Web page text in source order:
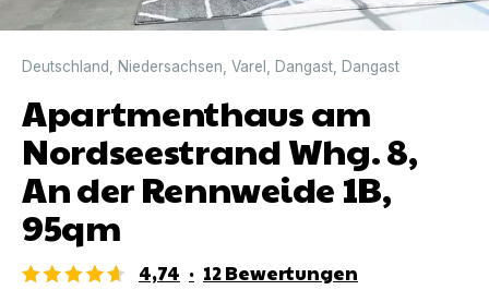
Deutschland Niedersachsen Varel Dangast Dangast
Apartmenthaus am
Nordseestrand Whg. 8,
An der Rennweide 1B,
95qm
4,74 · 12Bewertungen